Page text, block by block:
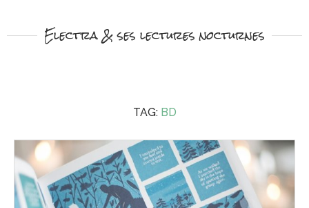
Electra & ses lectures nocturnes
TAG: BD